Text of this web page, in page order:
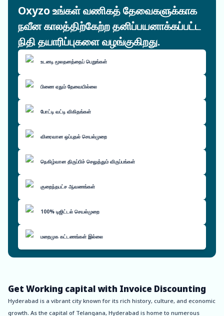
Oxyzo உங்கள் வணிகத் தேவைகளுக்காக
நவீன காலத்திற்கேற்ற தனிப்பயனாக்கப்பட்ட
நிதி தயாரிப்புகளை வழங்குகிறது.
உடனடி மூலதனத்தைப் பெறுங்கள்
பிணை ஏதும் தேவையில்லை
போட்டி வட்டி விகிதங்கள்
விரைவான ஒப்புதல் செயல்முறை
நெகிழ்வான திருப்பிச் செலுத்தும் விருப்பங்கள்
குறைந்தபட்ச ஆவணங்கள்
100% டிஜிட்டல் செயல்முறை
மறைமுக கட்டணங்கள் இல்லை
Get Working capital with Invoice Discounting
Hyderabad is a vibrant city known for its rich history, culture, and economic
growth. As the capital of Telangana, Hyderabad is home to numerous